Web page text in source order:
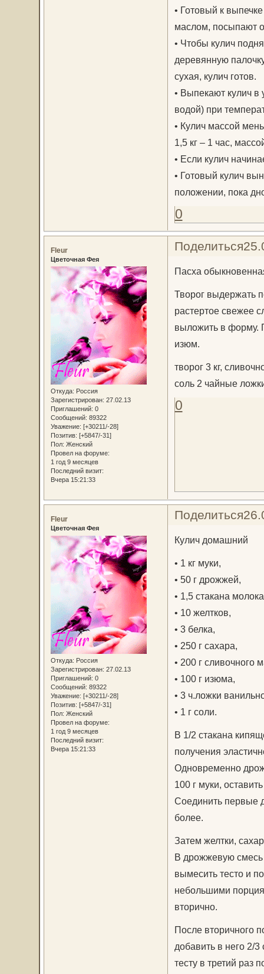
• Готовый к
маслом, посыпают
• Чтобы кулич
деревянную
сухая, кулич готов.
• Выпекают кулич в
водой) при
• Кулич массой
1,5 кг – 1 час,
• Если кулич
• Готовый кулич
положении, пока
0
Поделиться
Fleur
Цветочная Фея
Откуда: Россия
Зарегистрирован: 27.02.13
Приглашений: 0
Сообщений: 89322
Уважение: [+30211/-28]
Позитив: [+5847/-31]
Пол: Женский
Провел на форуме:
1 год 9 месяцев
Последний визит:
Вчера 15:21:33
Пасха
Творог выдержать
растертое свежее
выложить в форму.
изюм.
творог 3 кг,
соль 2 чайные
0
Поделиться
Fleur
Цветочная Фея
Откуда: Россия
Зарегистрирован: 27.02.13
Приглашений: 0
Сообщений: 89322
Уважение: [+30211/-28]
Позитив: [+5847/-31]
Пол: Женский
Провел на форуме:
1 год 9 месяцев
Последний визит:
Вчера 15:21:33
Кулич домашний
• 1 кг муки,
• 50 г дрожжей,
• 1,5 стакана
• 10 желтков,
• 3 белка,
• 250 г сахара,
• 200 г сливочного
• 100 г изюма,
• 3 ч.ложки
• 1 г соли.
В 1/2 стакана
получения
Одновременно
100 г муки,
Соединить первые
более.
Затем желтки,
В дрожжевую смесь
вымесить тесто и
небольшими
вторично.
После вторичного
добавить в него 2/
тесту в третий раз